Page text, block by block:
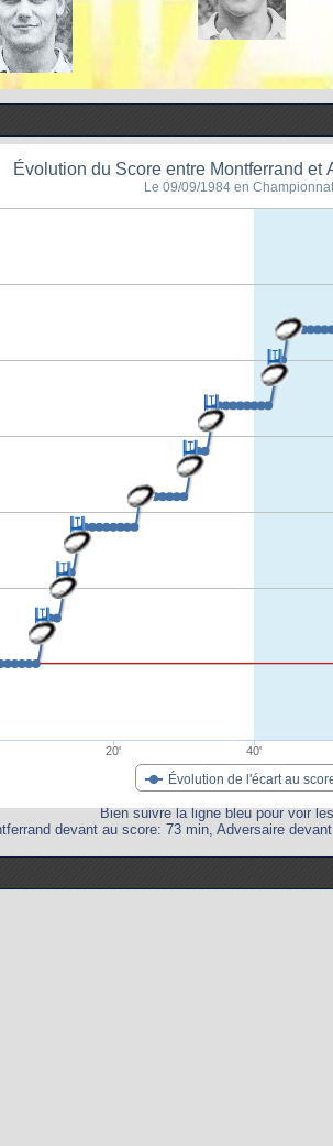
Évolution du Score entre Montferrand et
Le 09/09/1984 en Championnat
Évolution de l'écart au
20' 40'
Bien suivre la ligne bleu pour voir
devant au score: 73 min, Adversaire